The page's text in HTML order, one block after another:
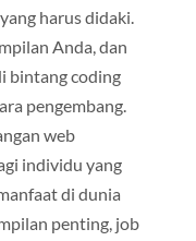
harus didaki.
Anda, dan
bintang coding
pengembang.
web
individu yang
di dunia
penting, job